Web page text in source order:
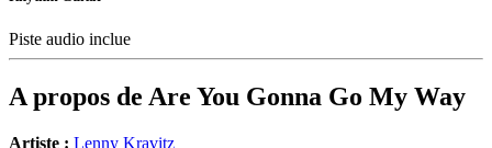
Piste audio inclue
A propos de Are You Gonna Go My Way
Artiste : Lenny Kravitz